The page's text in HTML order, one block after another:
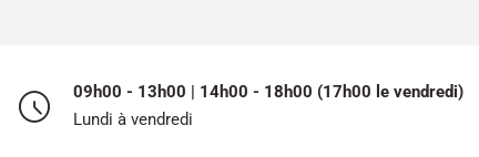
09h00 - 13h00 | 14h00 - 18h00 (17h00 le vendredi)
Lundi à vendredi